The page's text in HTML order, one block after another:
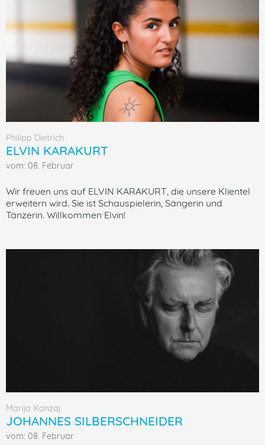
Philipp Dietrich
ELVIN KARAKURT
vom: 08. Februar
Wir freuen uns auf ELVIN KARAKURT, die unsere Klientel
erweitern wird. Sie ist Schauspielerin, Sängerin und
Tänzerin. Willkommen Elvin!
Marija Kanzaj
JOHANNES SILBERSCHNEIDER
vom: 08. Februar